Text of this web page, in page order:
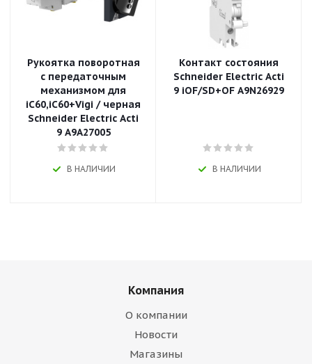
Рукоятка поворотная
с передаточным
механизмом для
iC60,iC60+Vigi / черная
Schneider Electric Acti
9 A9A27005
В НАЛИЧИИ
Контакт состояния
Schneider Electric Acti
9 iOF/SD+OF A9N26929
В НАЛИЧИИ
Компания
О компании
Новости
Магазины